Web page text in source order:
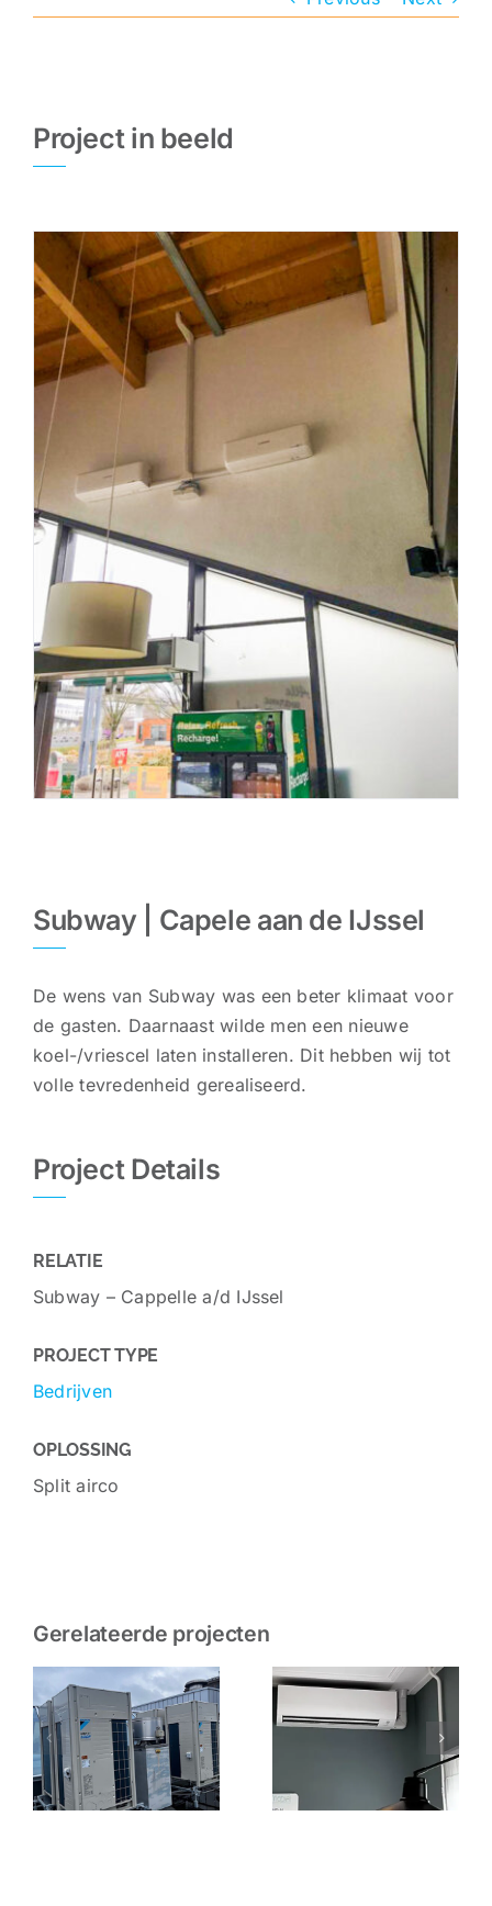
Project in beeld
Subway | Capele aan de IJssel
De wens van Subway was een beter klimaat voor
de gasten. Daarnaast wilde men een nieuwe
koel-/vriescel laten installeren. Dit hebben wij tot
volle tevredenheid gerealiseerd.
Project Details
RELATIE
Subway – Cappelle a/d IJssel
PROJECT TYPE
Bedrijven
OPLOSSING
Split airco
Gerelateerde projecten
Airco
kantoorpand
| Zoetermeer
Airco
kantoorpand
|
Alblasserdam